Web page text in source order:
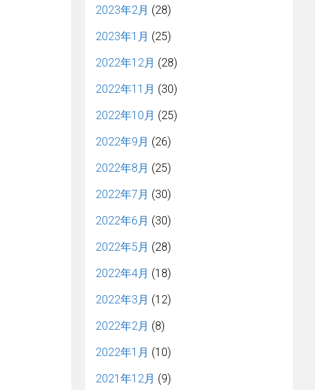
2023年2月 (28)
2023年1月 (25)
2022年12月 (28)
2022年11月 (30)
2022年10月 (25)
2022年9月 (26)
2022年8月 (25)
2022年7月 (30)
2022年6月 (30)
2022年5月 (28)
2022年4月 (18)
2022年3月 (12)
2022年2月 (8)
2022年1月 (10)
2021年12月 (9)